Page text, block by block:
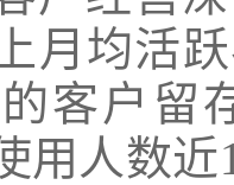
月均活
客户留
用人数近